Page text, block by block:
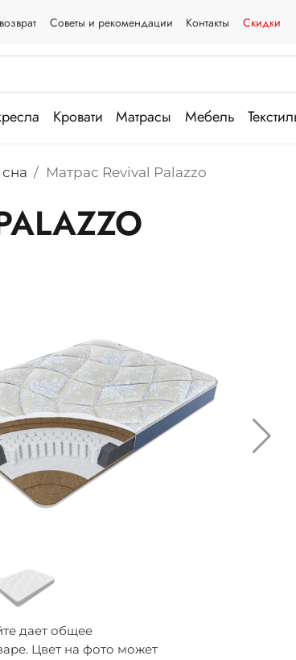
Советы и рекомендации Контакты Скидки
Кровати Матрасы Мебель
Матрас Revival Palazzo
дает общее
Цвет на фото может